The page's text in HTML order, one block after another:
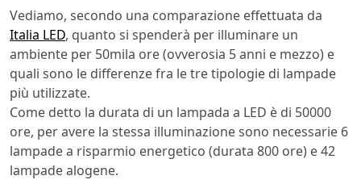
Vediamo, secondo una comparazione effettuata da
Italia LED, quanto si spenderà per illuminare un
ambiente per 50mila ore (ovverosia 5 anni e mezzo) e
quali sono le differenze fra le tre tipologie di lampade
più utilizzate.
Come detto la durata di un lampada a LED è di 50000
ore, per avere la stessa illuminazione sono necessarie 6
lampade a risparmio energetico (durata 800 ore) e 42
lampade alogene.